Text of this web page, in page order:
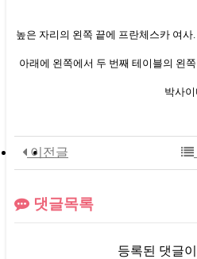
높은 자리의 왼쪽 끝에 프란체스카 여
아래에 왼쪽에서 두 번째 테이블의 왼
박사이
이전글
댓글목록
등록된 댓글